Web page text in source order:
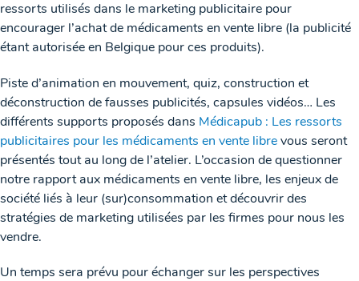
ressorts utilisés dans le marketing publicitaire pour
encourager l’achat de médicaments en vente libre (la publicité
étant autorisée en Belgique pour ces produits).
Piste d’animation en mouvement, quiz, construction et
déconstruction de fausses publicités, capsules vidéos… Les
différents supports proposés dans Médicapub : Les ressorts
publicitaires pour les médicaments en vente libre vous seront
présentés tout au long de l’atelier. L’occasion de questionner
notre rapport aux médicaments en vente libre, les enjeux de
société liés à leur (sur)consommation et découvrir des
stratégies de marketing utilisées par les firmes pour nous les
vendre.
Un temps sera prévu pour échanger sur les perspectives